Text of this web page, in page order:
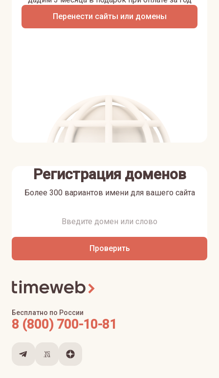
Перенести сайты или домены
Регистрация доменов
Более 300 вариантов имени для вашего сайта
Проверить
Бесплатно по России
8 (800) 700-10-81